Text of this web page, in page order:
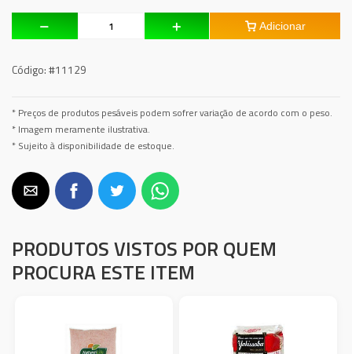
Adicionar
Código:#11129
* Preços de produtos pesáveis podem sofrer variação de acordo com o peso.
* Imagem meramente ilustrativa.
* Sujeito à disponibilidade de estoque.
PRODUTOS VISTOS POR QUEM
PROCURA ESTE ITEM